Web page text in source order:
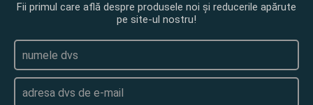
Fii primul care află despre produsele noi și reducerile apărute
pe site-ul nostru!